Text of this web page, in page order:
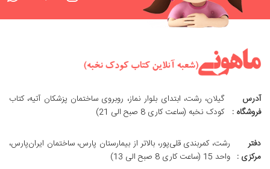
آدرس
فروشگاه :
گیلان، رشت، ابتدای بلوار نماز، روبروی ساختمان پزشکان آتیه، کتاب
کودک نخبه (ساعت کاری 8 صبح الی 21)
دفتر
مرکزی :
رشت، کمربندی قلی‌پور، بالاتر از بیمارستان پارس، ساختمان ایران‌پارس،
واحد 15 (ساعت کاری 8 صبح الی 13)